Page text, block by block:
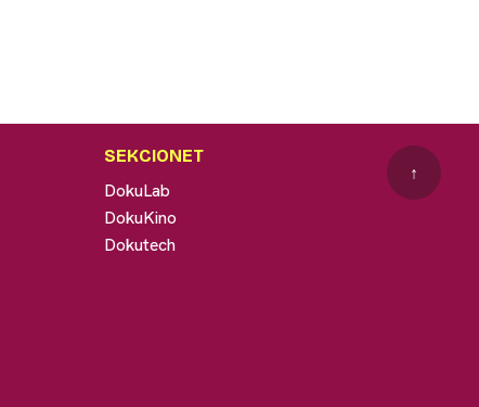
SEKCIONET
DokuLab
DokuKino
Dokutech
↑